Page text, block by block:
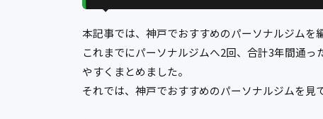
本記事では、神戸でおすすめのパーソナルジムを
これまでにパーソナルジムへ2回、合計3年間通
やすくまとめました。
それでは、神戸でおすすめのパーソナルジムを見